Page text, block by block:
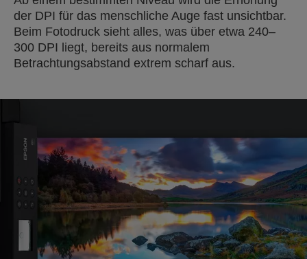
der DPI für das menschliche Auge fast unsichtbar.
Beim Fotodruck sieht alles, was über etwa 240–
300 DPI liegt, bereits aus normalem
Betrachtungsabstand extrem scharf aus.